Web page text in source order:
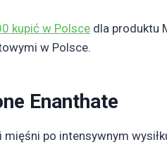
kupić w Polsce dla produktu
w Polsce.
Enanthate
po intensywnym